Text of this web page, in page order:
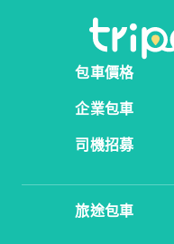
包車價格
企業包車
司機招募
旅途包車